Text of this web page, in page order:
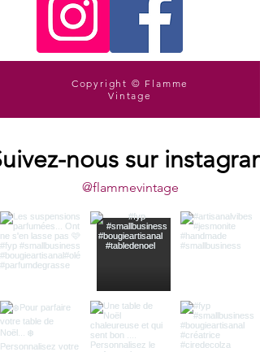
Copyright © Flamme
Vintage
nous sur instagram
@flammevintage